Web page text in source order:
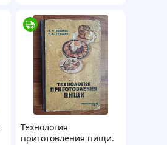
Технология
приготовления пищи.